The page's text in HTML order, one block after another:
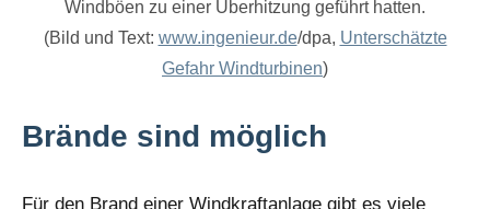
Windböen zu einer Überhitzung geführt hatten.
(Bild und Text: www.ingenieur.de/dpa, Unterschätzte
Gefahr Windturbinen)
Brände sind möglich
Für den Brand einer Windkraftanlage gibt es viele